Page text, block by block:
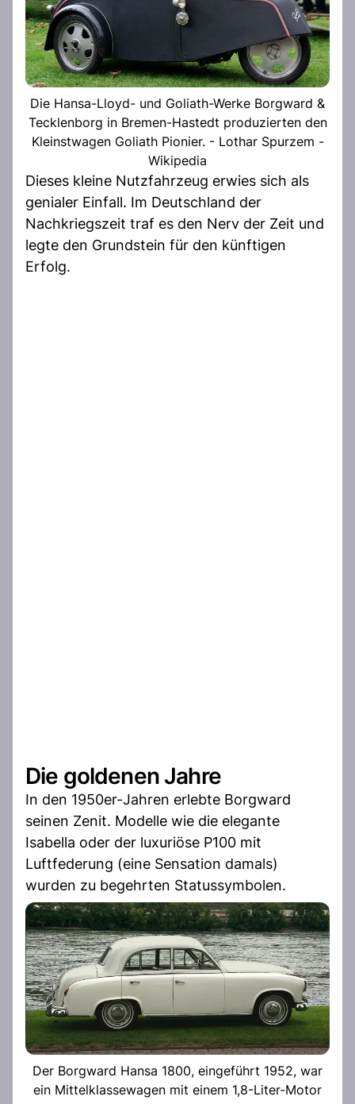
Die Hansa-Lloyd- und Goliath-Werke Borgward &
Tecklenborg in Bremen-Hastedt produzierten den
Kleinstwagen Goliath Pionier. - Lothar Spurzem -
Wikipedia
Dieses kleine Nutzfahrzeug erwies sich als
genialer Einfall. Im Deutschland der
Nachkriegszeit traf es den Nerv der Zeit und
legte den Grundstein für den künftigen
Erfolg.
Die goldenen Jahre
In den 1950er-Jahren erlebte Borgward
seinen Zenit. Modelle wie die elegante
Isabella oder der luxuriöse P100 mit
Luftfederung (eine Sensation damals)
wurden zu begehrten Statussymbolen.
Der Borgward Hansa 1800, eingeführt 1952, war
ein Mittelklassewagen mit einem 1,8-Liter-Motor